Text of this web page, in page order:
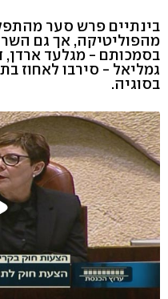
בינתיים פרש סער
מהפוליטיקה, אך גם
בסמכותם - מגלעד ארדן,
גמליאל - סירבו לאחוז
בסוגיה.